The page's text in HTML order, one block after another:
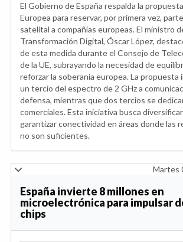
El Gobierno de España respalda la
Europea para reservar, por primera vez,
satelital a compañías europeas. El ministro
Transformación Digital, Óscar López,
de esta medida durante el Consejo de
de la UE, subrayando la necesidad de
reforzar la soberanía europea. La propuesta
un tercio del espectro de 2 GHz a
defensa, mientras que dos tercios se
comerciales. Esta iniciativa busca
garantizar conectividad en áreas donde las
no son suficientes.
Martes
España invierte 8 millones en
microelectrónica para impulsar
chips